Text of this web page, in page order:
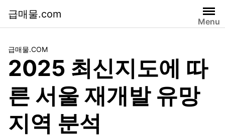
급매물.com
Menu
급매물.COM
2025 최신지도에 따
른 서울 재개발 유망
지역 분석